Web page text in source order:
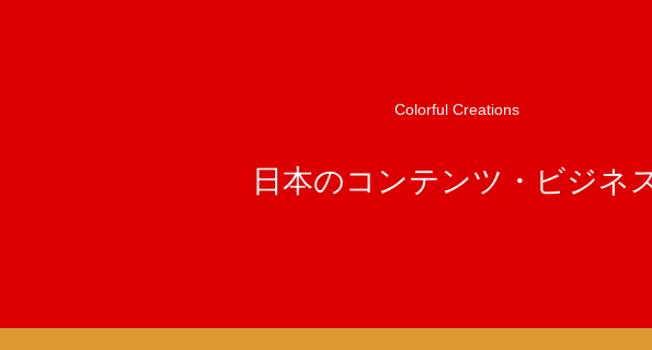
Colorful Creations
日本のコンテンツ・ビジネ